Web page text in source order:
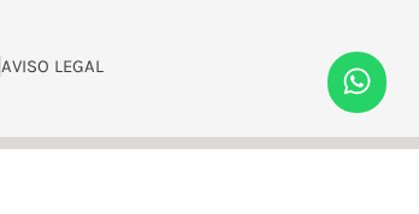
AVISO LEGAL